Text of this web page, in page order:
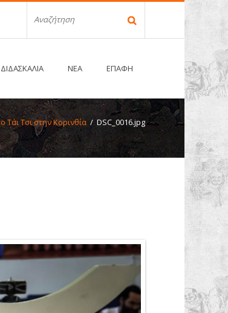
ΔΙΔΑΣΚΑΛΙΑ ΝΕΑ ΕΠΑΦΗ
Τσι στην Κορινθία / DSC_0016.jpg